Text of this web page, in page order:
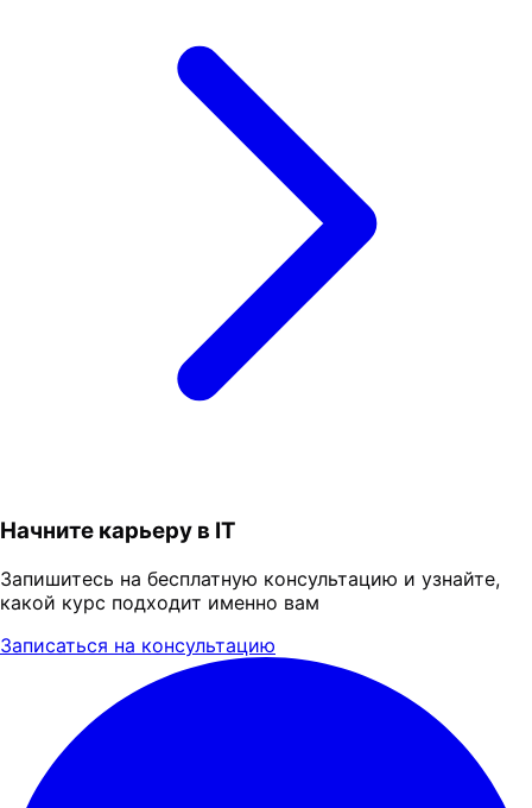
Начните карьеру в IT
Запишитесь на бесплатную консультацию и узнайте,
какой курс подходит именно вам
Записаться на консультацию